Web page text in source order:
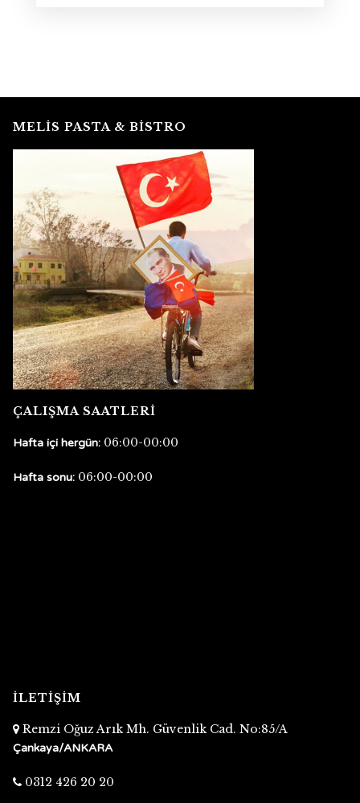
MELİS PASTA & BİSTRO
ÇALIŞMA SAATLERİ
Hafta içi hergün: 06:00-00:00
Hafta sonu: 06:00-00:00
İLETİŞİM
Remzi Oğuz Arık Mh. Güvenlik Cad. No:85/A
Çankaya/ANKARA
0312 426 20 20